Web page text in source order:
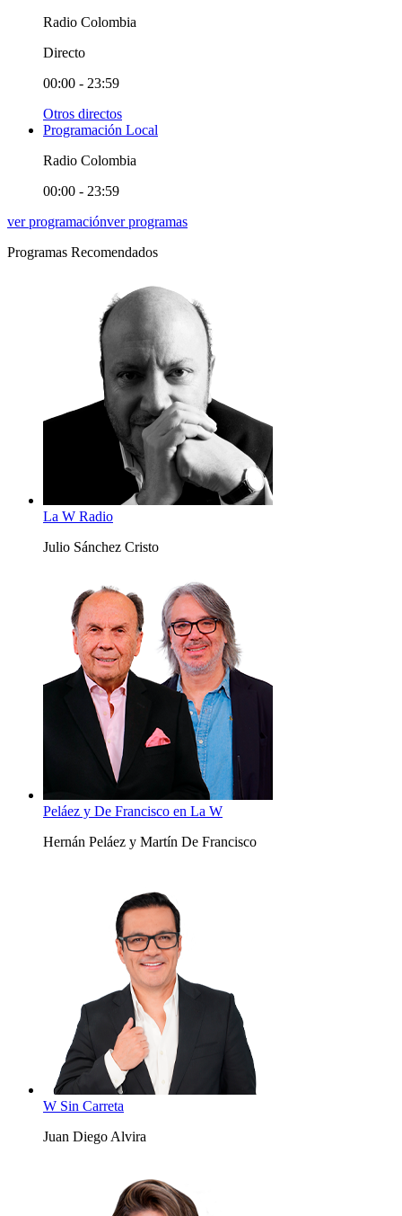
Radio Colombia
Directo
00:00 - 23:59
Otros directos
Programación Local
Radio Colombia
00:00 - 23:59
ver programaciónver programas
Programas Recomendados
La W Radio
Julio Sánchez Cristo
Peláez y De Francisco en La W
Hernán Peláez y Martín De Francisco
W Sin Carreta
Juan Diego Alvira